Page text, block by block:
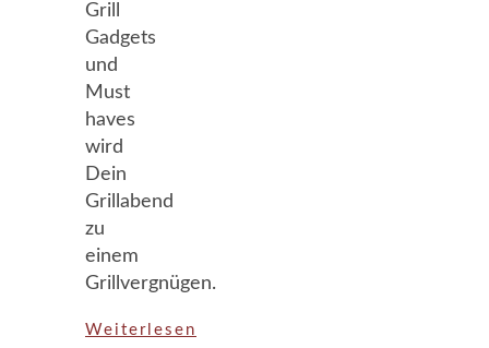
Grill
Gadgets
und
Must
haves
wird
Dein
Grillabend
zu
einem
Grillvergnügen.
Weiterlesen